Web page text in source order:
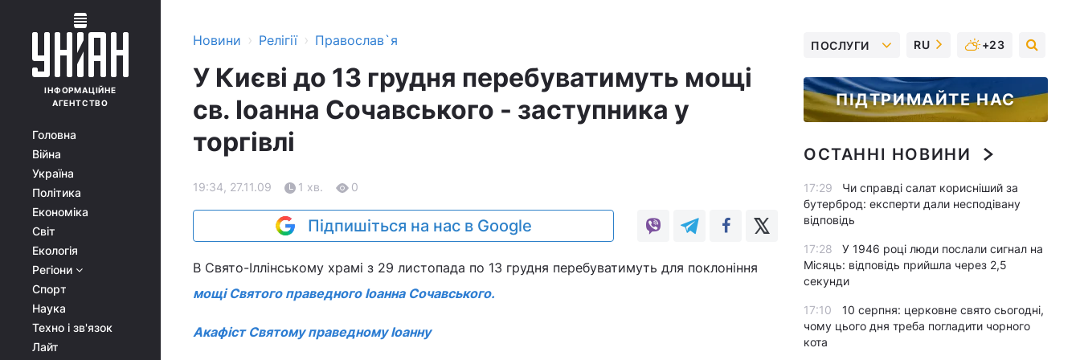
ІНФОРМАЦІЙНЕ
АГЕНТСТВО
Головна
Війна
Україна
Політика
Економіка
Світ
Екологія
Регіони
Спорт
Наука
Техно і зв'язок
Лайт
Новини › Релігії › Православ`я
У Києві до 13 грудня перебуватимуть мощі
св. Іоанна Сочавського - заступника у
торгівлі
19:34, 27.11.09 1 хв. 0
Підпишіться на нас в Google
В Свято-Іллінському храмі з 29 листопада по 13 грудня перебуватимуть для поклоніння
мощі Святого праведного Іоанна Сочавського.
Акафіст Святому праведному Іоанну
ПОСЛУГИ RU +23
ПІДТРИМАЙТЕ НАС
ОСТАННІ НОВИНИ
17:29
Чи справді салат корисніший за
бутерброд: експерти дали несподівану
відповідь
17:28
У 1946 році люди послали сигнал на
Місяць: відповідь прийшла через 2,5
секунди
17:10
10 серпня: церковне свято сьогодні,
чому цього дня треба погладити чорного
кота